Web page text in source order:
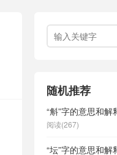
随机推荐
“斛”字的意思和解
阅读(267)
“坛”字的意思和解